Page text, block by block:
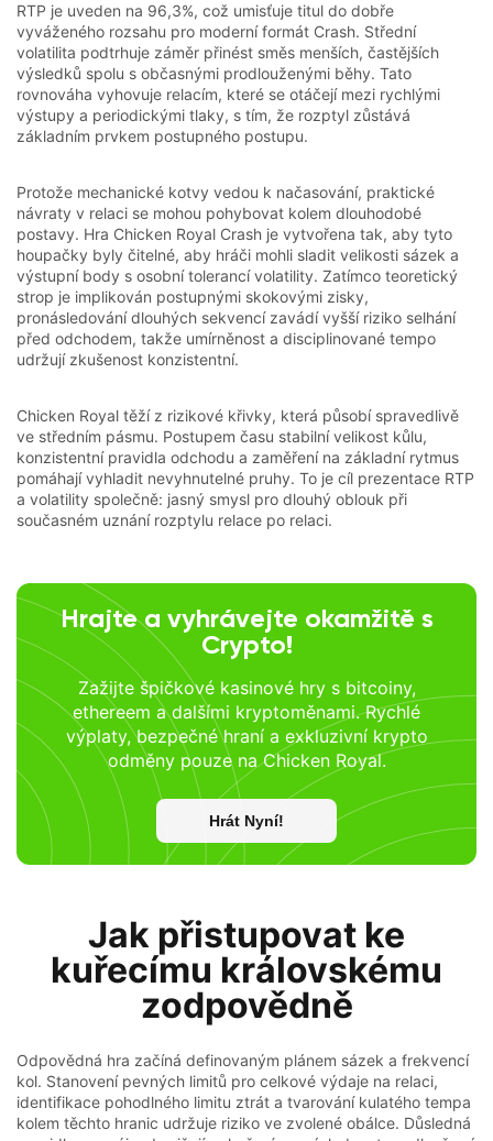
RTP je uveden na 96,3%, což umisťuje titul do dobře
vyváženého rozsahu pro moderní formát Crash. Střední
volatilita podtrhuje záměr přinést směs menších, častějších
výsledků spolu s občasnými prodlouženými běhy. Tato
rovnováha vyhovuje relacím, které se otáčejí mezi rychlými
výstupy a periodickými tlaky, s tím, že rozptyl zůstává
základním prvkem postupného postupu.
Protože mechanické kotvy vedou k načasování, praktické
návraty v relaci se mohou pohybovat kolem dlouhodobé
postavy. Hra Chicken Royal Crash je vytvořena tak, aby tyto
houpačky byly čitelné, aby hráči mohli sladit velikosti sázek a
výstupní body s osobní tolerancí volatility. Zatímco teoretický
strop je implikován postupnými skokovými zisky,
pronásledování dlouhých sekvencí zavádí vyšší riziko selhání
před odchodem, takže umírněnost a disciplinované tempo
udržují zkušenost konzistentní.
Chicken Royal těží z rizikové křivky, která působí spravedlivě
ve středním pásmu. Postupem času stabilní velikost kůlu,
konzistentní pravidla odchodu a zaměření na základní rytmus
pomáhají vyhladit nevyhnutelné pruhy. To je cíl prezentace RTP
a volatility společně: jasný smysl pro dlouhý oblouk při
současném uznání rozptylu relace po relaci.
Hrajte a vyhrávejte okamžitě s
Crypto!
Zažijte špičkové kasinové hry s bitcoiny,
ethereem a dalšími kryptoměnami. Rychlé
výplaty, bezpečné hraní a exkluzivní krypto
odměny pouze na Chicken Royal.
Hrát Nyní!
Jak přistupovat ke
kuřecímu královskému
zodpovědně
Odpovědná hra začíná definovaným plánem sázek a frekvencí
kol. Stanovení pevných limitů pro celkové výdaje na relaci,
identifikace pohodlného limitu ztrát a tvarování kulatého tempa
kolem těchto hranic udržuje riziko ve zvolené obálce. Důsledná